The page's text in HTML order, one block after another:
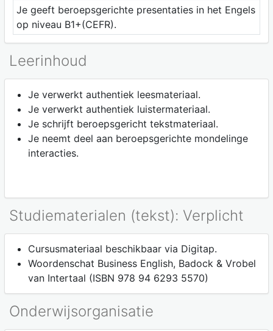
Je geeft beroepsgerichte presentaties in het Engels
op niveau B1+(CEFR).
Leerinhoud
Je verwerkt authentiek leesmateriaal.
Je verwerkt authentiek luistermateriaal.
Je schrijft beroepsgericht tekstmateriaal.
Je neemt deel aan beroepsgerichte mondelinge
interacties.
Studiematerialen (tekst): Verplicht
Cursusmateriaal beschikbaar via Digitap.
Woordenschat Business English, Badock & Vrobel
van Intertaal (ISBN 978 94 6293 5570)
Onderwijsorganisatie